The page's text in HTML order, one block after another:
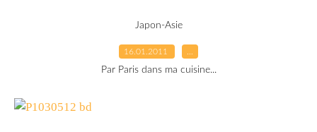
Japon-Asie
16.01.2011
Par Paris dans ma cuisine...